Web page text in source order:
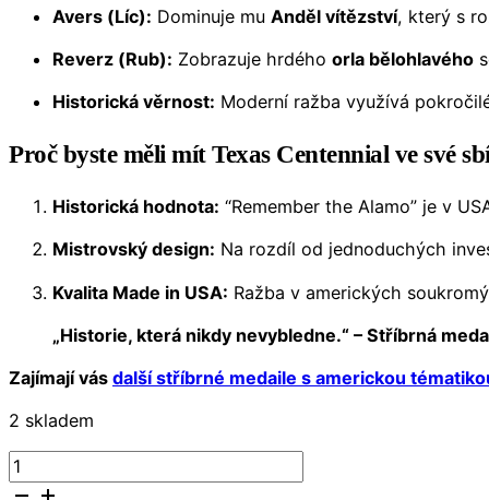
Avers (Líc): Dominuje mu Anděl vítězství, který s
Reverz (Rub): Zobrazuje hrdého orla bělohlavého
Historická věrnost: Moderní ražba využívá
Proč byste měli mít Texas Centennial ve své
Historická hodnota: “Remember the Alamo” je v
Mistrovský design: Na rozdíl od jednoduchých
Kvalita Made in USA: Ražba v amerických
„Historie, která nikdy nevybledne.“ – Stříbrná
Zajímají vás další stříbrné medaile s americkou
2 skladem
Stříbrná
medaile